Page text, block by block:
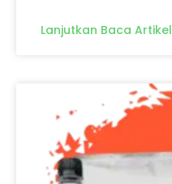
Lanjutkan Baca Artikel